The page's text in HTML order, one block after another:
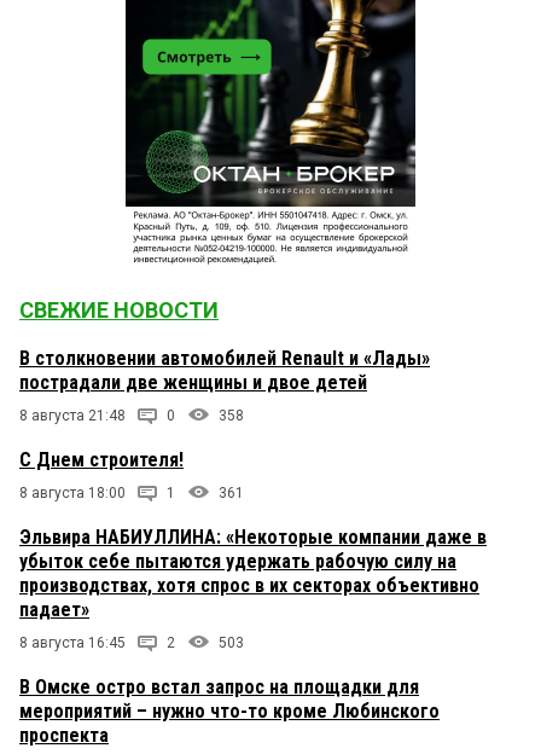
СВЕЖИЕ НОВОСТИ
В столкновении автомобилей Renault и «Лады»
пострадали две женщины и двое детей
8 августа 21:48 0 358
С Днем строителя!
8 августа 18:00 1 361
Эльвира НАБИУЛЛИНА: «Некоторые компании даже в
убыток себе пытаются удержать рабочую силу на
производствах, хотя спрос в их секторах объективно
падает»
8 августа 16:45 2 503
В Омске остро встал запрос на площадки для
мероприятий – нужно что-то кроме Любинского
проспекта